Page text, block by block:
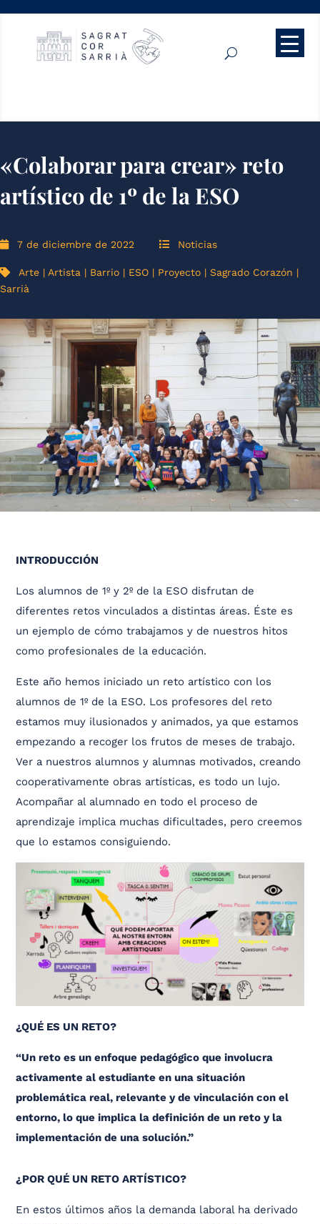
«Colaborar para crear» reto
artístico de 1º de la ESO
7 de diciembre de 2022 Noticias
Arte | Artista | Barrio | ESO | Proyecto | Sagrado Corazón |
Sarrià
INTRODUCCIÓN
Los alumnos de 1º y 2º de la ESO disfrutan de
diferentes retos vinculados a distintas áreas. Éste es
un ejemplo de cómo trabajamos y de nuestros hitos
como profesionales de la educación.
Este año hemos iniciado un reto artístico con los
alumnos de 1º de la ESO. Los profesores del reto
estamos muy ilusionados y animados, ya que estamos
empezando a recoger los frutos de meses de trabajo.
Ver a nuestros alumnos y alumnas motivados, creando
cooperativamente obras artísticas, es todo un lujo.
Acompañar al alumnado en todo el proceso de
aprendizaje implica muchas dificultades, pero creemos
que lo estamos consiguiendo.
¿QUÉ ES UN RETO?
“Un reto es un enfoque pedagógico que involucra
activamente al estudiante en una situación
problemática real, relevante y de vinculación con el
entorno, lo que implica la definición de un reto y la
implementación de una solución.”
¿POR QUÉ UN RETO ARTÍSTICO?
En estos últimos años la demanda laboral ha derivado